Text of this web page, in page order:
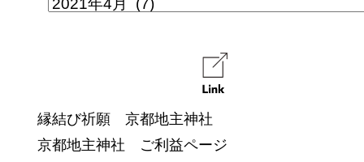
縁結び祈願 京都地主神社
京都地主神社 ご利益ページ